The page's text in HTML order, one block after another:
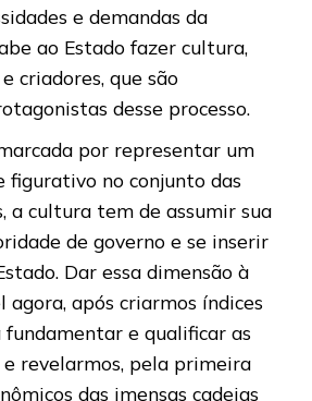
e demandas da
ao Estado fazer cultura,
criadores, que são
desse processo.
por representar um
figurativo no conjunto das
a cultura tem de assumir sua
de governo e se inserir
Dar essa dimensão à
agora, após criarmos índices
e qualificar as
revelarmos, pela primeira
das imensas cadeias